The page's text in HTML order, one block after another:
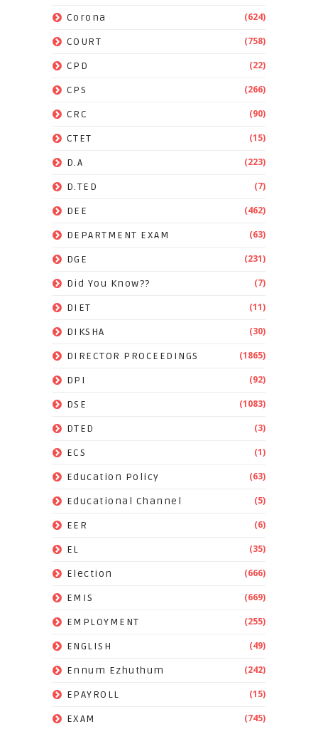
Corona (624)
COURT (758)
CPD (22)
CPS (266)
CRC (90)
CTET (15)
D.A (223)
D.TED (7)
DEE (462)
DEPARTMENT EXAM (63)
DGE (231)
Did You Know?? (7)
DIET (11)
DIKSHA (30)
DIRECTOR PROCEEDINGS (1865)
DPI (92)
DSE (1083)
DTED (3)
ECS (1)
Education Policy (63)
Educational Channel (5)
EER (6)
EL (35)
Election (666)
EMIS (669)
EMPLOYMENT (255)
ENGLISH (49)
Ennum Ezhuthum (242)
EPAYROLL (15)
EXAM (745)